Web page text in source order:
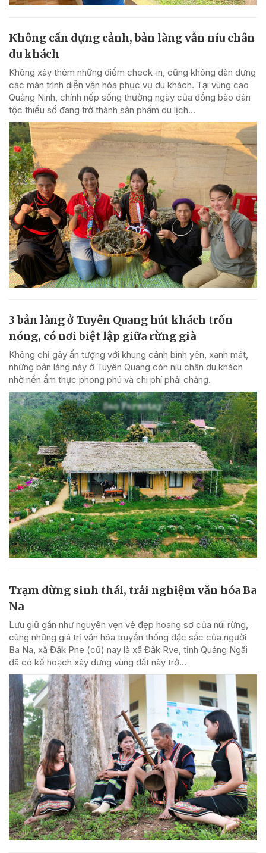
Không cần dựng cảnh, bản làng vẫn níu chân
du khách
Không xây thêm những điểm check-in, cũng không dàn dựng
các màn trình diễn văn hóa phục vụ du khách. Tại vùng cao
Quảng Ninh, chính nếp sống thường ngày của đồng bào dân
tộc thiểu số đang trở thành sản phẩm du lịch...
3 bản làng ở Tuyên Quang hút khách trốn
nóng, có nơi biệt lập giữa rừng già
Không chỉ gây ấn tượng với khung cảnh bình yên, xanh mát,
những bản làng này ở Tuyên Quang còn níu chân du khách
nhờ nền ẩm thực phong phú và chi phí phải chăng.
Trạm dừng sinh thái, trải nghiệm văn hóa Ba
Na
Lưu giữ gần như nguyên vẹn vẻ đẹp hoang sơ của núi rừng,
cùng những giá trị văn hóa truyền thống đặc sắc của người
Ba Na, xã Đăk Pne (cũ) nay là xã Đăk Rve, tỉnh Quảng Ngãi
đã có kế hoạch xây dựng vùng đất này trở...